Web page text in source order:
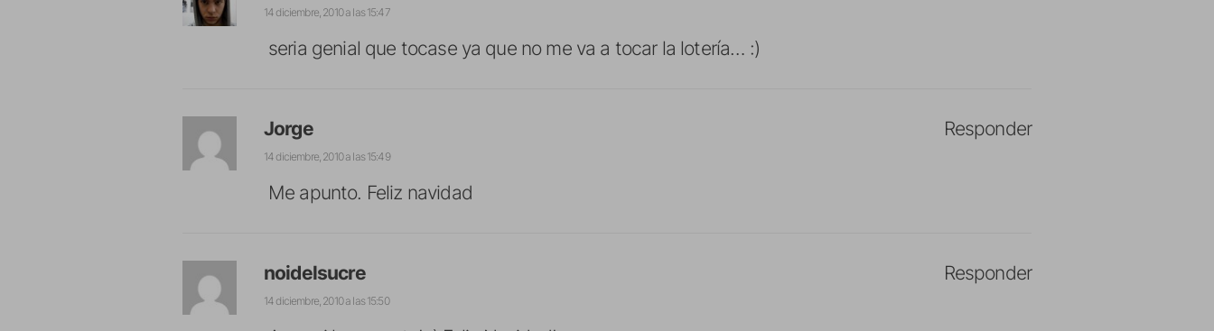
14 diciembre, 2010 a las 15:47
seria genial que tocase ya que no me va a tocar la lotería… :)
Jorge
14 diciembre, 2010 a las 15:49
Me apunto. Feliz navidad
Responder
noidelsucre
14 diciembre, 2010 a las 15:50
Responder